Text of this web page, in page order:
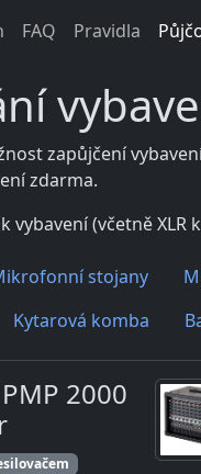
FAQ Pravidla
zapůjčení
zdarma.
vybavení (včetně XLR
stojany
Kytarová komba
2000